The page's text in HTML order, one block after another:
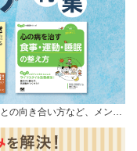
の向き合い方など、メン…